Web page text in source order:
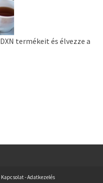
termékeit és élvezze a
Kapcsolat-Adatkezelés